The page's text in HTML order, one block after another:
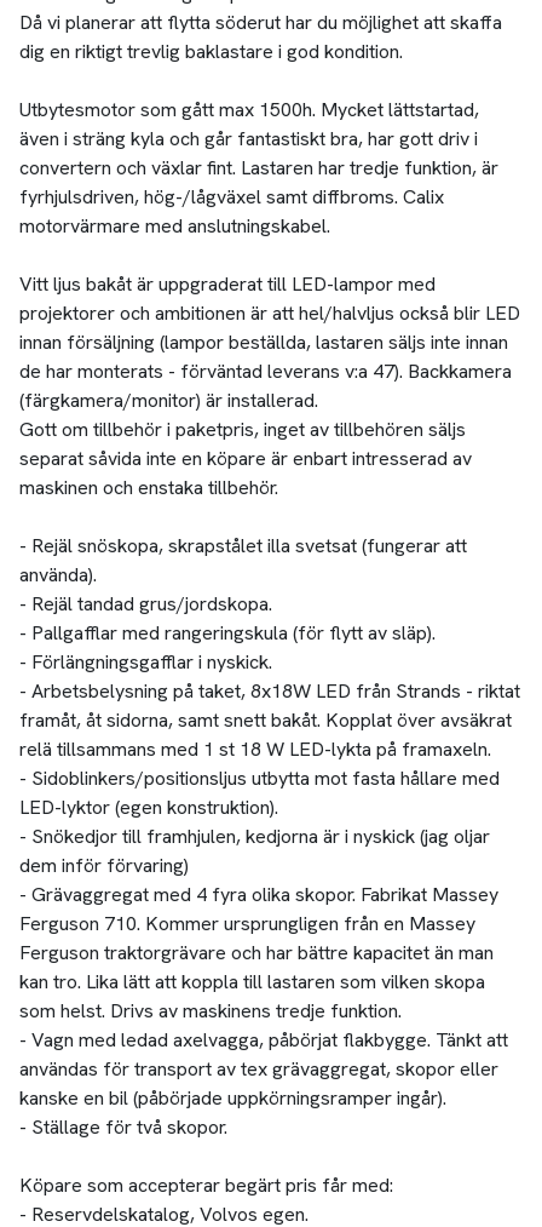
Då vi planerar att flytta söderut har du möjlighet att skaffa
dig en riktigt trevlig baklastare i god kondition.
Utbytesmotor som gått max 1500h. Mycket lättstartad,
även i sträng kyla och går fantastiskt bra, har gott driv i
convertern och växlar fint. Lastaren har tredje funktion, är
fyrhjulsdriven, hög-/lågväxel samt diffbroms. Calix
motorvärmare med anslutningskabel.
Vitt ljus bakåt är uppgraderat till LED-lampor med
projektorer och ambitionen är att hel/halvljus också blir LED
innan försäljning (lampor beställda, lastaren säljs inte innan
de har monterats - förväntad leverans v:a 47). Backkamera
(färgkamera/monitor) är installerad.
Gott om tillbehör i paketpris, inget av tillbehören säljs
separat såvida inte en köpare är enbart intresserad av
maskinen och enstaka tillbehör.
- Rejäl snöskopa, skrapstålet illa svetsat (fungerar att
använda).
- Rejäl tandad grus/jordskopa.
- Pallgafflar med rangeringskula (för flytt av släp).
- Förlängningsgafflar i nyskick.
- Arbetsbelysning på taket, 8x18W LED från Strands - riktat
framåt, åt sidorna, samt snett bakåt. Kopplat över avsäkrat
relä tillsammans med 1 st 18 W LED-lykta på framaxeln.
- Sidoblinkers/positionsljus utbytta mot fasta hållare med
LED-lyktor (egen konstruktion).
- Snökedjor till framhjulen, kedjorna är i nyskick (jag oljar
dem inför förvaring)
- Grävaggregat med 4 fyra olika skopor. Fabrikat Massey
Ferguson 710. Kommer ursprungligen från en Massey
Ferguson traktorgrävare och har bättre kapacitet än man
kan tro. Lika lätt att koppla till lastaren som vilken skopa
som helst. Drivs av maskinens tredje funktion.
- Vagn med ledad axelvagga, påbörjat flakbygge. Tänkt att
användas för transport av tex grävaggregat, skopor eller
kanske en bil (påbörjade uppkörningsramper ingår).
- Ställage för två skopor.
Köpare som accepterar begärt pris får med:
- Reservdelskatalog, Volvos egen.